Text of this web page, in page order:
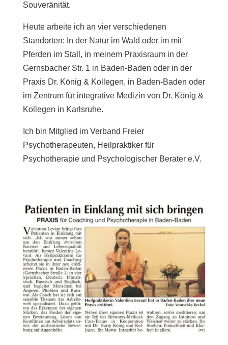
Souveränität.
Heute arbeite ich an vier verschiedenen
Standorten: In der Natur im Wald oder im mit
Pferden im Stall, in meinem Praxisraum in der
Gernsbacher Str. 1 in Baden-Baden oder in der
Praxis Dr. König & Kollegen, in Baden-Baden oder
im Zentrum für integrative Medizin von Dr. König &
Kollegen in Karlsruhe.
Ich bin Mitglied im Verband Freier
Psychotherapeuten, Heilpraktiker für
Psychotherapie und Psychologischer Berater e.V.